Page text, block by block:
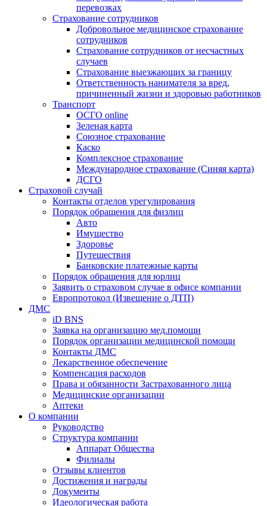
перевозках
Страхование сотрудников
Добровольное медицинское страхование
сотрудников
Страхование сотрудников от несчастных
случаев
Страхование выезжающих за границу
Ответственность нанимателя за вред,
причиненный жизни и здоровью работников
Транспорт
ОСГО online
Зеленая карта
Союзное страхование
Каско
Комплексное страхование
Международное страхование (Синяя карта)
ДСГО
Страховой случай
Контакты отделов урегулирования
Порядок обращения для физлиц
Авто
Имущество
Здоровье
Путешествия
Банковские платежные карты
Порядок обращения для юрлиц
Заявить о страховом случае в офисе компании
Европротокол (Извещение о ДТП)
ДМС
iD BNS
Заявка на организацию мед.помощи
Порядок организации медицинской помощи
Контакты ДМС
Лекарственное обеспечение
Компенсация расходов
Права и обязанности Застрахованного лица
Медицинские организации
Аптеки
О компании
Руководство
Структура компании
Аппарат Общества
Филиалы
Отзывы клиентов
Достижения и награды
Документы
Идеологическая работа